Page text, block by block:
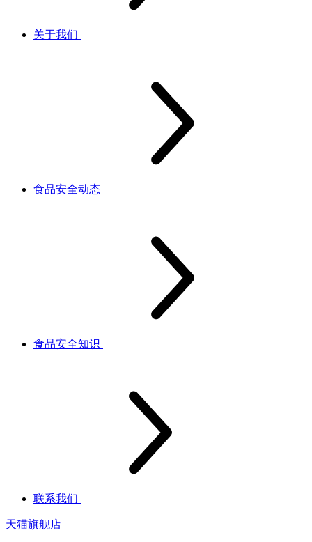
关于我们
食品安全动态
食品安全知识
联系我们
天猫旗舰店